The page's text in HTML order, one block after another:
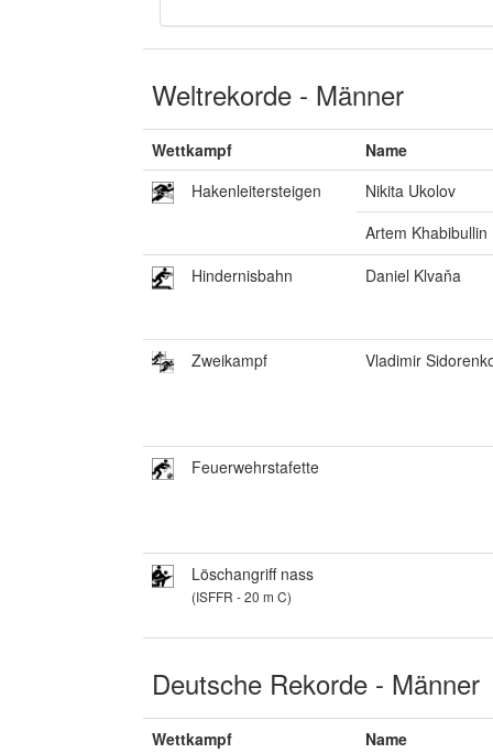
Weltrekorde - Männer
Wettkampf
Name
Hakenleitersteigen
Nikita Ukolov
Artem Khabibullin
Hindernisbahn
Daniel Klvaňa
Zweikampf Vladimir
Feuerwehrstafette
Löschangriff nass
(ISFFR - 20 m C)
Deutsche Rekorde - Männer
Wettkampf
Name